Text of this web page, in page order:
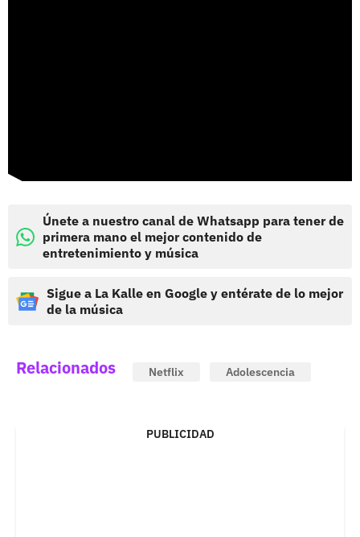
Únete a nuestro canal de Whatsapp para tener de
primera mano el mejor contenido de
entretenimiento y música
Sigue a La Kalle en Google y entérate de lo mejor
de la música
Relacionados Netflix Adolescencia
PUBLICIDAD